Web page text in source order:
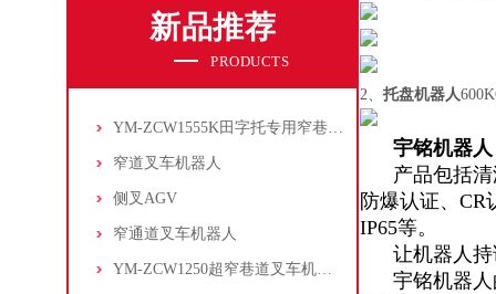
新品推荐
PRODUCTS
YM-ZCW1555K田字托专用窄巷道叉车机器人
窄道叉车机器人
侧叉AGV
窄通道叉车机器人
YM-ZCW1250超窄巷道叉车机器人
2、 托盘机器人
宇铭机器人
产品包括清
防爆认证、
IP65等。
让机器人持
宇铭机器人